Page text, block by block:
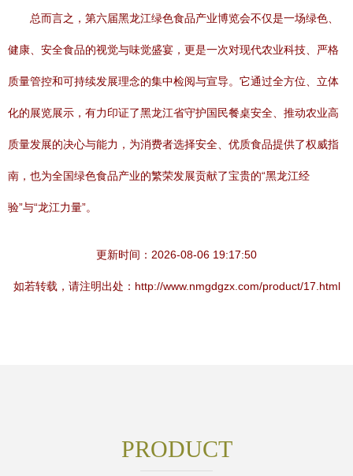
总而言之，第六届黑龙江绿色食品产业博览会不仅是一场绿色、
健康、安全食品的视觉与味觉盛宴，更是一次对现代农业科技、严格
质量管控和可持续发展理念的集中检阅与宣导。它通过全方位、立体
化的展览展示，有力印证了黑龙江省守护国民餐桌安全、推动农业高
质量发展的决心与能力，为消费者选择安全、优质食品提供了权威指
南，也为全国绿色食品产业的繁荣发展贡献了宝贵的“黑龙江经
验”与“龙江力量”。
更新时间：2026-08-06 19:17:50
如若转载，请注明出处：http://www.nmgdgzx.com/product/17.html
PRODUCT